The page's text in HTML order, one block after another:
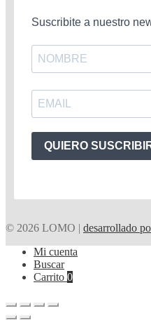
Suscribite a nuestro
QUIERO
© 2026 LOMO | desarrollado
Mi cuenta
Buscar
Carrito 0